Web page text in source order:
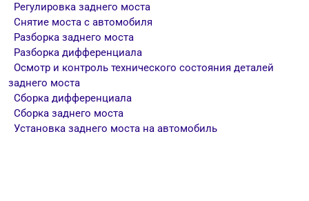
Регулировка заднего моста
Снятие моста с автомобиля
Разборка заднего моста
Разборка дифференциала
Осмотр и контроль технического состояния деталей
заднего моста
Сборка дифференциала
Сборка заднего моста
Установка заднего моста на автомобиль